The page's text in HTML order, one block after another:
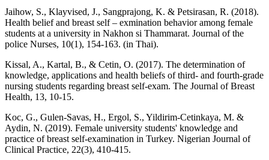
Jaihow, S., Klayvised, J., Sangprajong, K. & Petsirasan, R. (2018).
Health belief and breast self – exmination behavior among female
students at a university in Nakhon si Thammarat. Journal of the
police Nurses, 10(1), 154-163. (in Thai).
Kissal, A., Kartal, B., & Cetin, O. (2017). The determination of
knowledge, applications and health beliefs of third- and fourth-grade
nursing students regarding breast self-exam. The Journal of Breast
Health, 13, 10-15.
Koc, G., Gulen-Savas, H., Ergol, S., Yildirim-Cetinkaya, M. &
Aydin, N. (2019). Female university students' knowledge and
practice of breast self-examination in Turkey. Nigerian Journal of
Clinical Practice, 22(3), 410-415.